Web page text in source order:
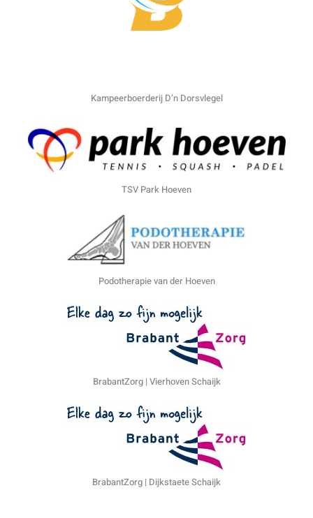
Kampeerboerderij D’n Dorsvlegel
TSV Park Hoeven
Podotherapie van der Hoeven
BrabantZorg | Vierhoven Schaijk
BrabantZorg | Dijkstaete Schaijk